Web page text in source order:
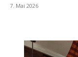
7. Mai 2026